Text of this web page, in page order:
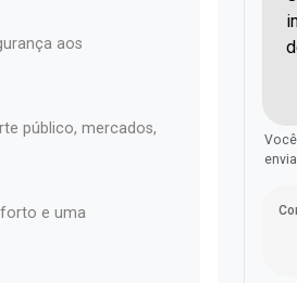
aos
público, mercados,
e uma